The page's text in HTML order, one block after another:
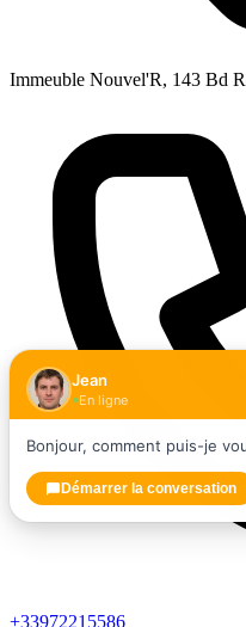
Immeuble Nouvel'R, 143 Bd
+33972215586
Jean
En ligne
Bonjour, comment puis-je
Démarrer la conversation